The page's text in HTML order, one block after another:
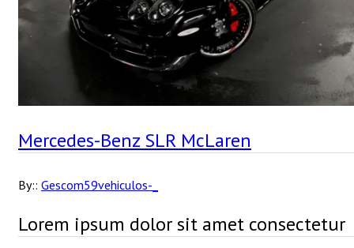
Mercedes-Benz SLR McLaren
By:: Gescom59vehiculos-_
Lorem ipsum dolor sit amet consectetur